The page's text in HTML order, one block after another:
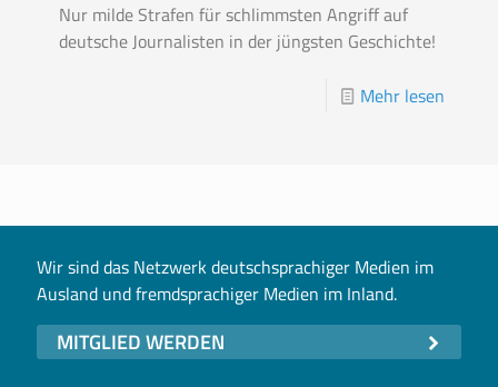
Nur milde Strafen für schlimmsten Angriff auf
deutsche Journalisten in der jüngsten Geschichte!
Mehr lesen
Wir sind das Netzwerk deutschsprachiger Medien im
Ausland und fremdsprachiger Medien im Inland.
MITGLIED WERDEN